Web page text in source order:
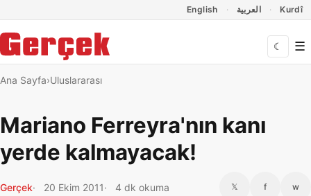
English العربية Kurdî
☾ ☰
Ana Sayfa Uluslararası
Mariano Ferreyra'nın kanı
yerde kalmayacak!
Gerçek 20 Ekim 2011 4 dk okuma 𝕏 f w